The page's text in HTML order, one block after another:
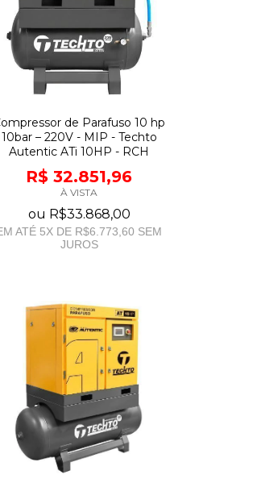
de Parafuso 10 hp
10bar – 220V - MIP - Techto
Autentic ATi 10HP - RCH
R$ 32.851,96
À VISTA
ou R$33.868,00
ATÉ 5X DE R$6.773,60 SEM
JUROS